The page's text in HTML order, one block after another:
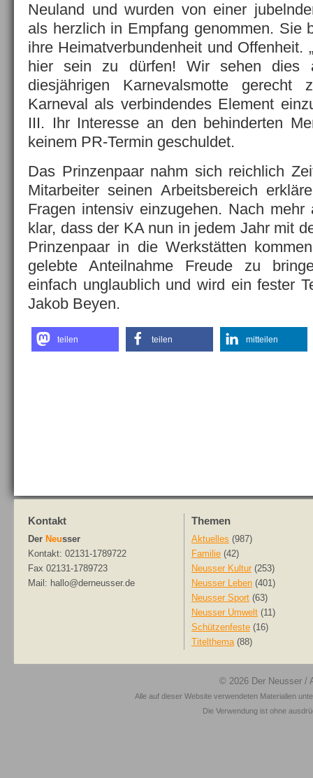
Neuland und wurden von einer
als herzlich in Empfang genommen. Sie
ihre Heimatverbundenheit und Offenheit.
hier sein zu dürfen! Wir sehen dies
diesjährigen Karnevalsmotte
Karneval als verbindendes Element
III. Ihr Interesse an den behinderten
keinem PR-Termin geschuldet.
Das Prinzenpaar nahm sich reichlich
Mitarbeiter seinen Arbeitsbereich
Fragen intensiv einzugehen. Nach
klar, dass der KA nun in jedem Jahr mit
Prinzenpaar in die Werkstätten
gelebte Anteilnahme Freude zu
einfach unglaublich und wird ein fester
Jakob Beyen.
teilen teilen mitteilen
Kontakt
Der Neusser
Kontakt: 02131-1789722
Fax 02131-1789723
Mail: hallo@derneusser.de
Themen
Aktuelles (987)
Familie (42)
Neusser Kultur (253)
Neusser Leben (401)
Neusser Sport (63)
Neusser Umwelt (11)
Schützenfeste (16)
Titelthema(88)
© 2026 Der Neusser /
Alle auf dieser Website verwendeten Materialien
Die Verwendung ist ohne